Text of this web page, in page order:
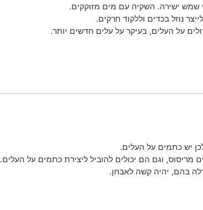
שמש ישירה. השקיה עם מים מזוקקים.
נוזל בכדים וללקוד חרקים.
על העלים, בעיקר על עלים חדשים יותר.
יש כתמים על העלים.
מריסוס, וגם הם יכולים להוביל ליצירת כתמים על העלים.
בהם, יהיה קשה לאבחן.